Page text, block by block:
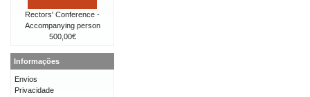
Rectors' Conference -
Accompanying person
500,00€
Informações
Envios
Privacidade